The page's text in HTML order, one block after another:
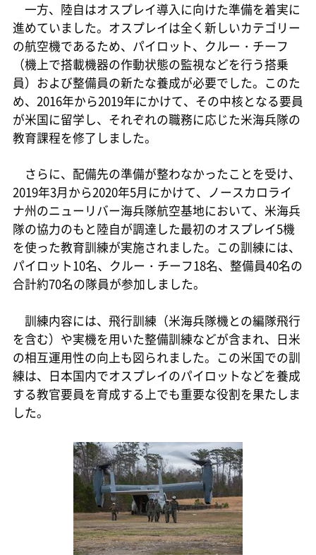
一方、陸自はオスプレイ導入に向けた準備を着実に
進めていました。オスプレイは全く新しいカテゴリー
の航空機であるため、パイロット、クルー・チーフ
（機上で搭載機器の作動状態の監視などを行う搭乗
員）および整備員の新たな養成が必要でした。このた
め、2016年から2019年にかけて、その中核となる要員
が米国に留学し、それぞれの職務に応じた米海兵隊の
教育課程を修了しました。
さらに、配備先の準備が整わなかったことを受け、
2019年3月から2020年5月にかけて、ノースカロライ
ナ州のニューリバー海兵隊航空基地において、米海兵
隊の協力のもと陸自が調達した最初のオスプレイ5機
を使った教育訓練が実施されました。この訓練には、
パイロット10名、クルー・チーフ18名、整備員40名の
合計約70名の隊員が参加しました。
訓練内容には、飛行訓練（米海兵隊機との編隊飛行
を含む）や実機を用いた整備訓練などが含まれ、日米
の相互運用性の向上も図られました。この米国での訓
練は、日本国内でオスプレイのパイロットなどを養成
する教官要員を育成する上でも重要な役割を果たしま
した。